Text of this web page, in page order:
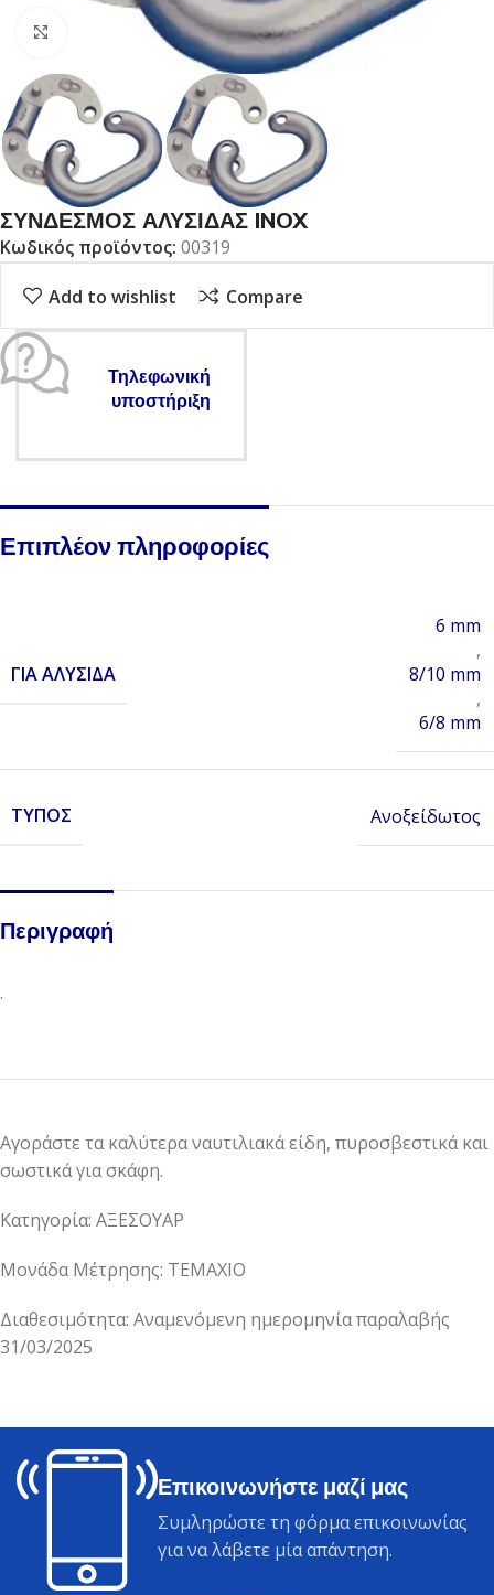
Click to enlarge
ΣΥΝΔΕΣΜΟΣ ΑΛΥΣΙΔΑΣ INOX
Κωδικός προϊόντος: 00319
Add to wishlist Compare
Τηλεφωνική
υποστήριξη
Επιπλέον πληροφορίες
ΓΙΑ ΑΛΥΣΊΔΑ
6 mm
,
8/10 mm
,
6/8 mm
ΤΎΠΟΣ Ανοξείδωτος
Περιγραφή
.
Αγοράστε τα καλύτερα ναυτιλιακά είδη, πυροσβεστικά και
σωστικά για σκάφη.
Κατηγορία: ΑΞΕΣΟΥΑΡ
Μονάδα Μέτρησης: ΤΕΜΑΧΙΟ
Διαθεσιμότητα: Αναμενόμενη ημερομηνία παραλαβής
31/03/2025
Επικοινωνήστε μαζί μας
Συμληρώστε τη φόρμα επικοινωνίας
για να λάβετε μία απάντηση.